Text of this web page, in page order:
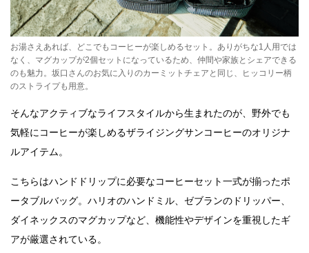
お湯さえあれば、どこでもコーヒーが楽しめるセット。ありがちな1人用では
なく、マグカップが2個セットになっているため、仲間や家族とシェアできる
のも魅力。坂口さんのお気に入りのカーミットチェアと同じ、ヒッコリー柄
のストライプも用意。
そんなアクティブなライフスタイルから生まれたのが、野外でも
気軽にコーヒーが楽しめるザライジングサンコーヒーのオリジナ
ルアイテム。
こちらはハンドドリップに必要なコーヒーセット一式が揃ったポ
ータブルバッグ。ハリオのハンドミル、ゼブランのドリッパー、
ダイネックスのマグカップなど、機能性やデザインを重視したギ
アが厳選されている。